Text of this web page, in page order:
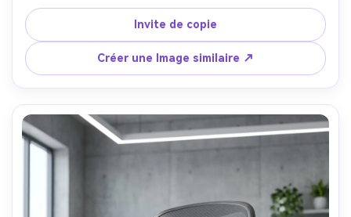
lumière du jour depuis une grande fenêtre, tiré sur Nikon
Z8, 24mm, f/5.6, perspective grand angle mais réaliste,
photoréaliste, propre et convivial style de catalogue- -ar
4:5
Invite de copie
Créer une Image similaire ↗